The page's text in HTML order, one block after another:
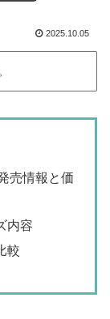
2025.10.05
売情報と価
内容
較